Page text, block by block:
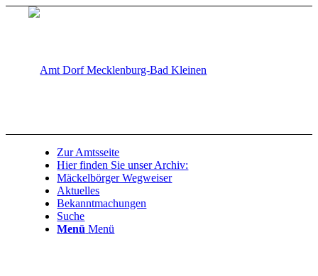
Zur Amtsseite
Hier finden Sie unser Archiv:
Mäckelbörger Wegweiser
Aktuelles
Bekanntmachungen
Suche
Menü Menü